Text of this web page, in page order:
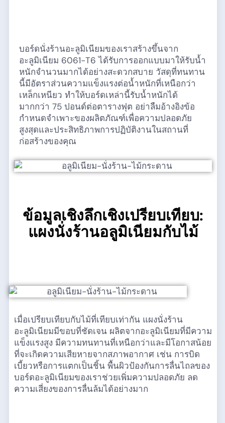
บอร์ดนั่งร้านอะลูมิเนียมของเราสร้างขึ้นจาก
อะลูมิเนียม 6061-T6 ได้รับการออกแบบมาให้รับน้ำ
หนักจำนวนมากได้อย่างสะดวกสบาย วัสดุที่ทนทาน
นี้มีอัตราส่วนความแข็งแรงต่อน้ำหนักที่เหนือกว่า
เหล็กเหนียว ทำให้บอร์ดเหล่านี้รับน้ำหนักได้
มากกว่า 75 ปอนด์ต่อตารางฟุต อย่าลืมอ้างอิงข้อ
กำหนดจำเพาะของผลิตภัณฑ์เพื่อความปลอดภัย
สูงสุดและประสิทธิภาพการปฏิบัติงานในสถานที่
ก่อสร้างของคุณ
ข้อมูลเชิงลึกเชิงเปรียบเทียบ:
แผงนั่งร้านอลูมิเนียมกับไม้
เมื่อเปรียบเทียบกับไม้ที่เทียบเท่ากัน แผงนั่งร้าน
อะลูมิเนียมมีขอบที่ชัดเจน ผลิตจากอะลูมิเนียมที่มีความ
แข็งแรงสูง มีความทนทานที่เหนือกว่าและมีโอกาสน้อย
ที่จะเกิดความเสียหายจากสภาพอากาศ เช่น การบิด
เบี้ยวหรือการแตกเป็นชิ้น พื้นผิวป้องกันการลื่นไถลของ
บอร์ดอะลูมิเนียมของเราช่วยเพิ่มความปลอดภัย ลด
ความเสี่ยงของการลื่นล้มได้อย่างมาก